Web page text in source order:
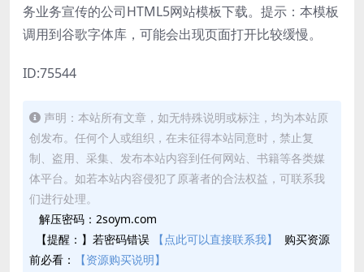
务业务宣传的公司HTML5网站模板下载。提示：本模板
调用到谷歌字体库，可能会出现页面打开比较缓慢。
ID:75544
声明：本站所有文章，如无特殊说明或标注，均为本站原
创发布。任何个人或组织，在未征得本站同意时，禁止复
制、盗用、采集、发布本站内容到任何网站、书籍等各类媒
体平台。如若本站内容侵犯了原著者的合法权益，可联系我
们进行处理。
解压密码：2soym.com
【提醒：】若密码错误
【点此可以直接联系我】
购买资源
前必看：
【资源购买说明】